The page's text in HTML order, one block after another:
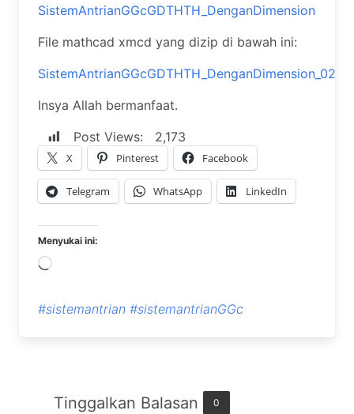
SistemAntrianGGcGDTHTH_DenganDimension
File mathcad xmcd yang dizip di bawah ini:
SistemAntrianGGcGDTHTH_DenganDimension_02
Insya Allah bermanfaat.
Post Views:
2,173
X Pinterest Facebook
Telegram WhatsApp LinkedIn
Menyukai ini:
Memuat...
#sistemantrian #sistemantrianGGc
Tinggalkan Balasan 0